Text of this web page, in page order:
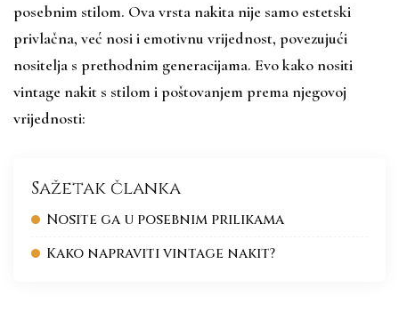
posebnim stilom. Ova vrsta nakita nije samo estetski
privlačna, već nosi i emotivnu vrijednost, povezujući
nositelja s prethodnim generacijama. Evo kako nositi
vintage nakit s stilom i poštovanjem prema njegovoj
vrijednosti:
Sažetak članka
Nosite ga u posebnim prilikama
Kako napraviti vintage nakit?